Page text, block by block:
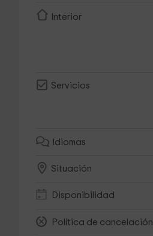
Interior
Servicios
Idiomas
Situación
Disponibilidad
Política de cancelación